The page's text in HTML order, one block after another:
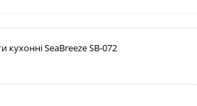
кухонні SeaBreeze SB-072